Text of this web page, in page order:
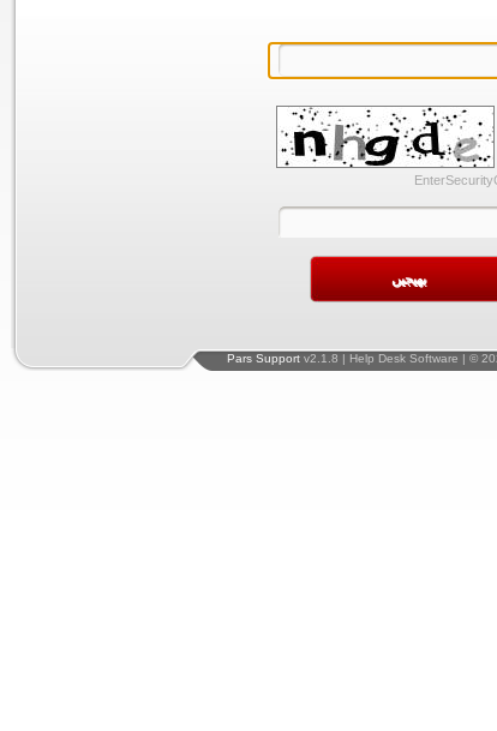
Pars Support v2.1.8 | Help Desk Software | ©